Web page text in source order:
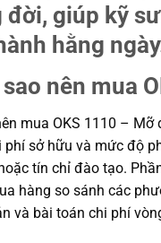
đời, giúp kỹ
hằng
nên mua
mua OKS 1110 –
phí sở hữu và mức độ
tín chỉ đào tạo.
hàng so sánh các
và bài toán chi phí